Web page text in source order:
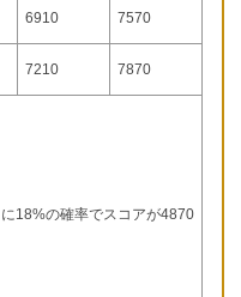
6910 7570
7210 7870
18%の確率でスコアが4870